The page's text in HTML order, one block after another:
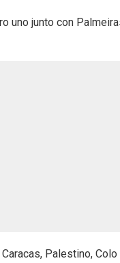
uno junto con
Palestino, Colo